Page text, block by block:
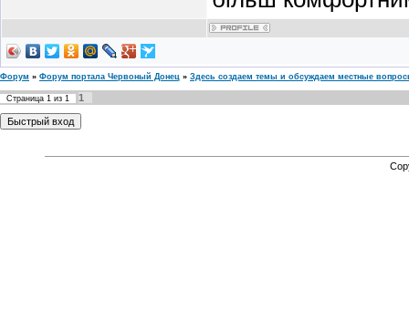
Форум » Форум портала Червоный Донец » Здесь создаем темы и обсуждаем местные
Страница 1 из 1 1